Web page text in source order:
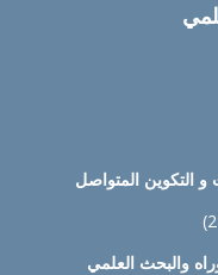
و التكوين المتواصل
والبحث العلمي